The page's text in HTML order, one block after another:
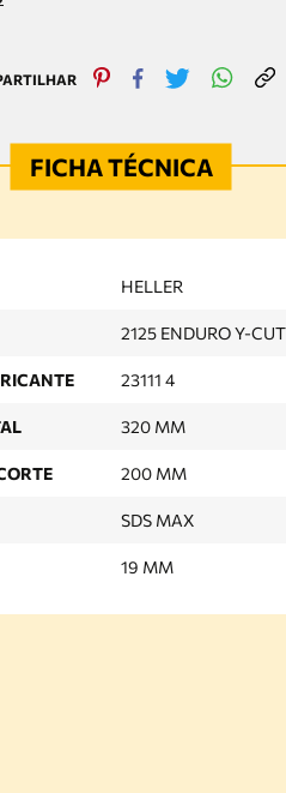
HELLER
2125 ENDURO Y-
23111 4
320 MM
200 MM
SDS MAX
19 MM